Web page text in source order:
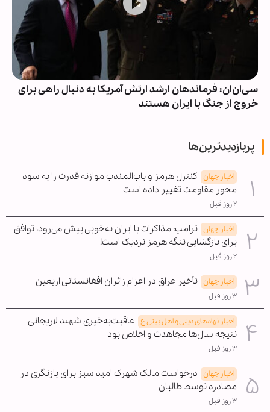
سی‌ان‌ان: فرماندهان ارشد ارتش آمریکا به دنبال راهی برای
خروج از جنگ با ایران هستند
پربازدیدترین‌ها
اخبار جهان کنترل هرمز و باب‌المندب موازنه قدرت را به سود
محور مقاومت تغییر داده است
۲ روز قبل
اخبار جهان ترامپ: مذاکرات با ایران به‌خوبی پیش می‌رود؛ توافق
برای بازگشایی تنگه هرمز نزدیک است!
۲ روز قبل
اخبار جهان تأخیر عراق در اعزام زائران افغانستانی اربعین
۳ روز قبل
اخبار نهادهای دینی و اهل بیتی ع عاقبت‌به‌خیری شهید لاریجانی
نتیجه سال‌ها مجاهدت و اخلاص بود
۳ روز قبل
اخبار جهان درخواست مالک شهرک امید سبز برای بازنگری در
مصادره توسط طالبان
۳ روز قبل